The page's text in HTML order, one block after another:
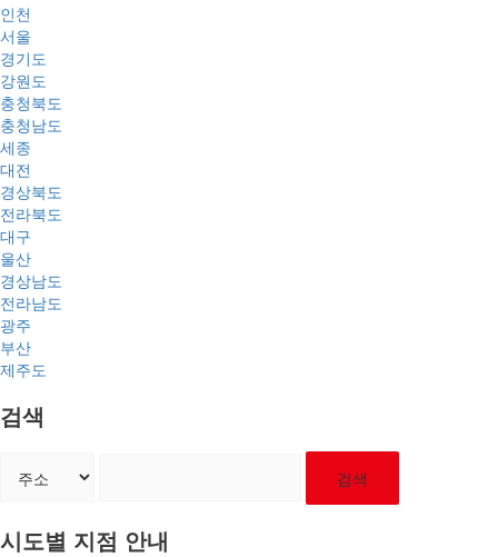
인천
서울
경기도
강원도
충청북도
충청남도
세종
대전
경상북도
전라북도
대구
울산
경상남도
전라남도
광주
부산
제주도
검색
검색
시도별 지점 안내